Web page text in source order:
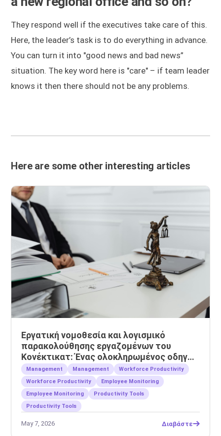
They respond well if the executives take care of this.
Here, the leader’s task is to do everything in advance.
You can turn it into "good news and bad news”
situation. The key word here is "care" – if team leader
knows it then there should not be any problems.
Here are some other interesting articles
Εργατική νομοθεσία και λογισμικό
παρακολούθησης εργαζομένων του
Κονέκτικατ: Ένας ολοκληρωμένος οδηγός
για εργοδότες
Management Management
Workforce Productivity
Workforce Productivity
Employee Monitoring
Employee Monitoring
Productivity Tools
Productivity Tools
May 7, 2026 Διαβάστε